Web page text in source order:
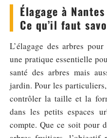
Élagage à
Ce qu’il faut
L’élagage des arbres
une pratique essentielle
santé des arbres mais
jardin. Pour les
contrôler la taille et la
dans les petits espaces
compte. Que ce soit pour